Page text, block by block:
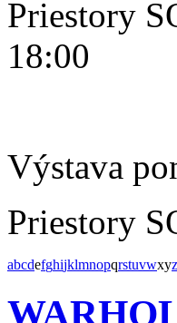
Priestory
18:00
Výstava
Priestory
abcdefghijklmnopqrstuvwxyz